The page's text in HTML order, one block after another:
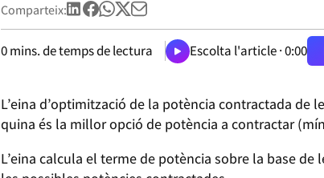
Comparteix:
0mins. de temps de lectura Escolta l'article ·0:00
L’eina d’optimització de la potència contractada de
quina és la millor opció de potència a contractar
L’eina calcula el terme de potència sobre la base